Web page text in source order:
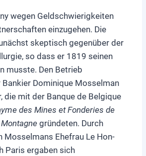
wegen Geldschwierigkeiten
einzugehen. Die
skeptisch gegenüber der
so dass er 1819 seinen
musste. Den Betrieb
Bankier Dominique Mosselman
die mit der Banque de Belgique
des Mines et Fonderies de
gründeten. Durch
Mosselmans Ehefrau Le Hon-
Paris ergaben sich